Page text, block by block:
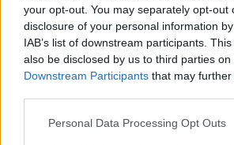
your opt-out. You may separately opt-out
disclosure of your personal information
IAB’s list of downstream participants.
also be disclosed by us to third parties on
Downstream Participants that may
Personal Data Processing Opt Outs
ALTRE NOTIZIE DI GAZZADA SCHIANNO